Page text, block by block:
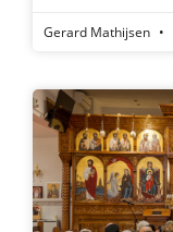
Gerard Mathijsen